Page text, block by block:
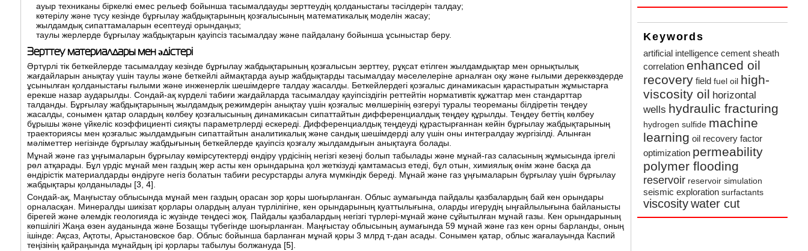
Keywords
artificial intelligence cement sheath
correlation enhanced oil
recovery field fuel oil high-
viscosity oil horizontal
wells hydraulic fracturing
hydrogen sulfide machine
learning oil recovery factor
optimization permeability
polymer flooding
reservoir reservoir simulation
seismic exploration surfactants
viscositywater cut
ауыр техниканы біркелкі емес рельеф бойынша тасымалдауды зерттеудің қолданыстағы тәсілдерін талдау;
көтерілу және түсу кезінде бұрғылау жабдықтарының қозғалысының математикалық моделін жасау;
жылдамдық сипаттамаларын есептеуді орындаңыз;
таулы жерлерде бұрғылау жабдықтарын қауіпсіз тасымалдау және пайдалану бойынша ұсыныстар беру.
Зерттеу материалдары мен әдістері
Әртүрлі тік беткейлерде тасымалдау кезінде бұрғылау жабдықтарының қозғалысын зерттеу, рұқсат етілген жылдамдықтар мен орнықтылық
жағдайларын анықтау үшін таулы және беткейлі аймақтарда ауыр жабдықтарды тасымалдау мәселелеріне арналған оқу және ғылыми дереккөздерде
ұсынылған қолданыстағы ғылыми және инженерлік шешімдерге талдау жасалды. Беткейлердегі қозғалыс динамикасын қарастыратын жұмыстарға
ерекше назар аударылды. Сондай-ақ күрделі табиғи жағдайларда тасымалдау қауіпсіздігін реттейтін нормативтік құжаттар мен стандарттар
талданды. Бұрғылау жабдықтарының жылдамдық режимдерін анықтау үшін қозғалыс мөлшерінің өзгеруі туралы теореманы білдіретін теңдеу
жасалды, сонымен қатар олардың көлбеу қозғалысының динамикасын сипаттайтын дифференциалдық теңдеу құрылды. Теңдеу беттің көлбеу
бұрышы және үйкеліс коэффициенті сияқты параметрлерді ескереді. Дифференциалдық теңдеуді құрастырғаннан кейін бұрғылау жабдықтарының
траекториясы мен қозғалыс жылдамдығын сипаттайтын аналитикалық және сандық шешімдерді алу үшін оны интегралдау жүргізілді. Алынған
мәліметтер негізінде бұрғылау жабдығының беткейлерде қауіпсіз қозғалу жылдамдығын анықтауға болады.
Мұнай және газ ұңғымаларын бұрғылау көмірсутектерді өндіру үрдісінің негізгі кезеңі болып табылады және мұнай-газ саласының жұмысында іргелі
рөл атқарады. Бұл үрдіс мұнай мен газдың жер асты кен орындарына қол жеткізуді қамтамасыз етеді, бұл отын, химиялық өнім және басқа да
өндірістік материалдарды өндіруге негіз болатын табиғи ресурстарды алуға мүмкіндік береді. Мұнай және газ ұңғымаларын бұрғылау үшін бұрғылау
жабдықтары қолданылады [3 4].
Сондай-ақ, Маңғыстау облысында мұнай мен газдың орасан зор қоры шоғырланған. Облыс аумағында пайдалы қазбалардың бай кен орындары
орналасқан. Минералды шикізат қорлары олардың алуан түрлілігіне, кен орындарының қуаттылығына, оларды игерудің ыңғайлылығына байланысты
бірегей және әлемдік геологияда іс жүзінде теңдесі жоқ. Пайдалы қазбалардың негізгі түрлері-мұнай және сұйытылған мұнай газы. Кен орындарының
көпшілігі Жаңа өзен ауданында және Бозащы түбегінде шоғырланған. Маңғыстау облысының аумағында 59 мұнай және газ кен орны барланды, оның
ішінде: Ақсаз, Ақтоты, Арыстановское бар. Облыс бойынша барланған мұнай қоры 3 млрд т-дан асады. Сонымен қатар, облыс жағалауында Каспий
теңізінің қайраңында мұнайдың ірі қорлары табылуы болжануда [5].